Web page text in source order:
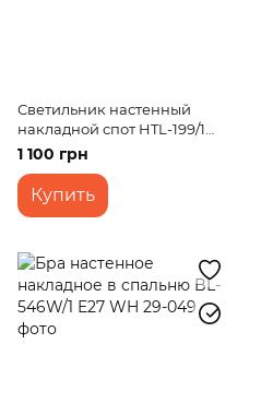
Светильник настенный
накладной спот HTL-199/1
GU10 CH
1 100 грн
Купить